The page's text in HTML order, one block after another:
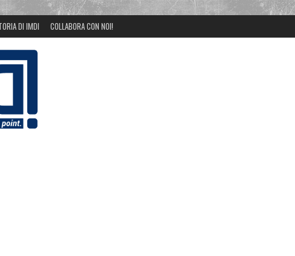
DI IMDI COLLABORA CON NOI!